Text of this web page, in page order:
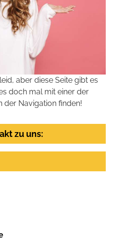
aber diese Seite gibt es
doch mal mit einer der
der Navigation finden!
zu uns: